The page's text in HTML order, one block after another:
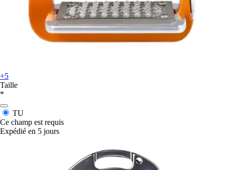
+5
Taille
*
TU
Ce champ est requis
Expédié en 5 jours